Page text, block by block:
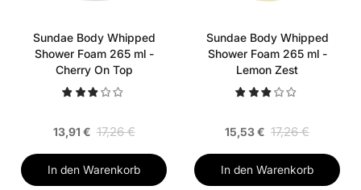
Sundae Body Whipped
Shower Foam 265 ml -
Cherry On Top
13,91 € 17,26 €
In den Warenkorb
Sundae Body Whipped
Shower Foam 265 ml -
Lemon Zest
15,53 € 17,26 €
In den Warenkorb